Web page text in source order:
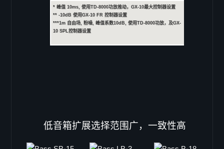
EL-12
EL-15
ELITE 804
* 峰值 10ms, 使用TD-8000功放推动，GX-10最大控制器设置
** -10dB 使用GX-10 FR 控制器设置
***1m 自由场, 粉噪, 峰值系数10dB, 使用TD-8000功放，及GX-
10 SPL控制器设置
低音箱扩展选择范围广，一致性高